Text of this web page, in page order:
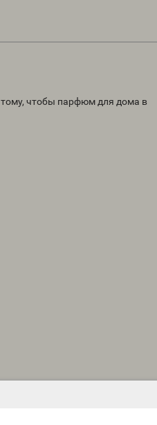
тому, чтобы парфюм для дома в